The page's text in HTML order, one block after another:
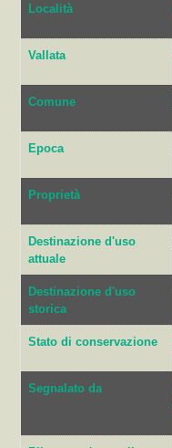
Località
Vallata
Comune
Epoca
Proprietà
Destinazione d'uso
attuale
Destinazione d'uso
storica
Stato di conservazione
Segnalato da